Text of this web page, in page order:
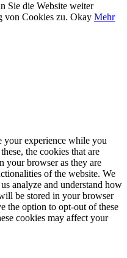
Sie die Website weiter
von Cookies zu. Okay Mehr
your experience while you
the cookies that are
your browser as they are
of the website. We
analyze and understand how
be stored in your browser
the option to opt-out of these
cookies may affect your